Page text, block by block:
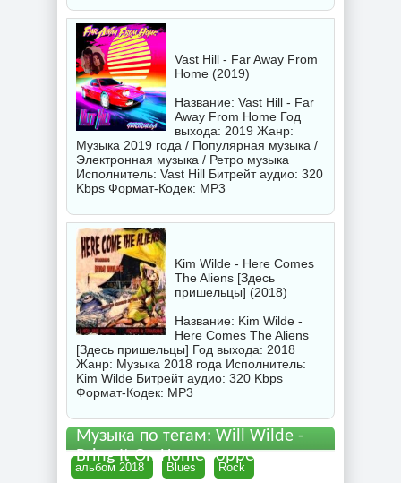
Vast Hill - Far Away From
Home (2019)
Название: Vast Hill - Far
Away From Home Год
выхода: 2019 Жанр:
Музыка 2019 года / Популярная музыка /
Электронная музыка / Ретро музыка
Исполнитель: Vast Hill Битрейт аудио: 320
Kbps Формат-Кодек: MP3
Kim Wilde - Here Comes
The Aliens [Здесь
пришельцы] (2018)
Название: Kim Wilde -
Here Comes The Aliens
[Здесь пришельцы] Год выхода: 2018
Жанр: Музыка 2018 года Исполнитель:
Kim Wilde Битрейт аудио: 320 Kbps
Формат-Кодек: MP3
Музыка по тегам: Will Wilde -
Bring It On Home торрент
альбом 2018 Blues Rock